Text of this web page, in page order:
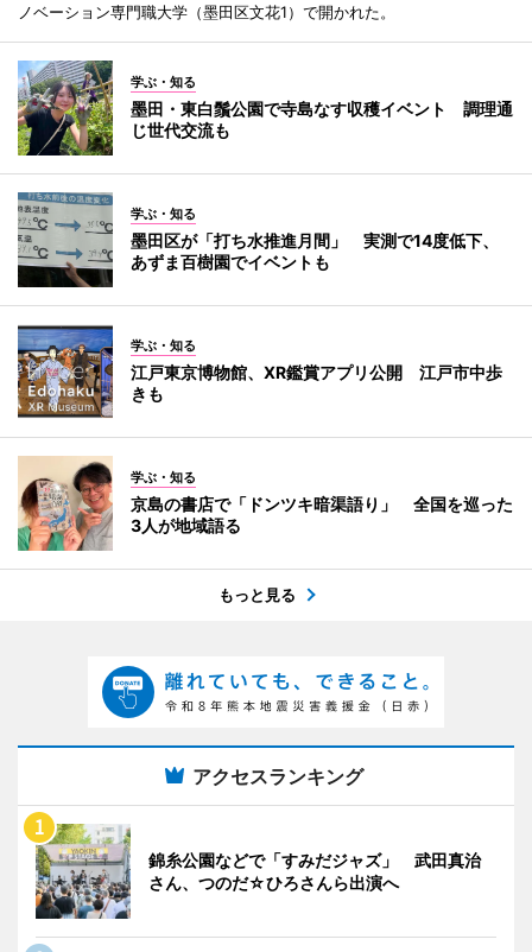
ノベーション専門職大学（墨田区文花1）で開かれた。
学ぶ・知る
墨田・東白鬚公園で寺島なす収穫イベント 調理通
じ世代交流も
学ぶ・知る
墨田区が「打ち水推進月間」 実測で14度低下、
あずま百樹園でイベントも
学ぶ・知る
江戸東京博物館、XR鑑賞アプリ公開 江戸市中歩
きも
学ぶ・知る
京島の書店で「ドンツキ暗渠語り」 全国を巡った
3人が地域語る
もっと見る
アクセスランキング
錦糸公園などで「すみだジャズ」 武田真治
さん、つのだ☆ひろさんら出演へ